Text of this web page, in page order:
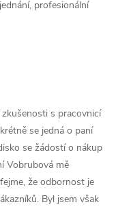
profesionální
s pracovnicí
se jedná o paní
se žádostí o nákup
Vobrubová mě
že odbornost je
Byl jsem však